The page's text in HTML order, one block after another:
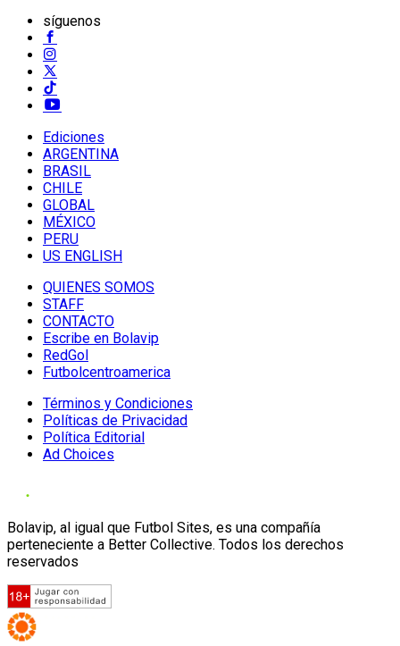
síguenos
Ediciones
ARGENTINA
BRASIL
CHILE
GLOBAL
MÉXICO
PERU
US ENGLISH
QUIENES SOMOS
STAFF
CONTACTO
Escribe en Bolavip
RedGol
Futbolcentroamerica
Términos y Condiciones
Políticas de Privacidad
Política Editorial
Ad Choices
Bolavip, al igual que Futbol Sites, es una compañía
perteneciente a Better Collective. Todos los derechos
reservados